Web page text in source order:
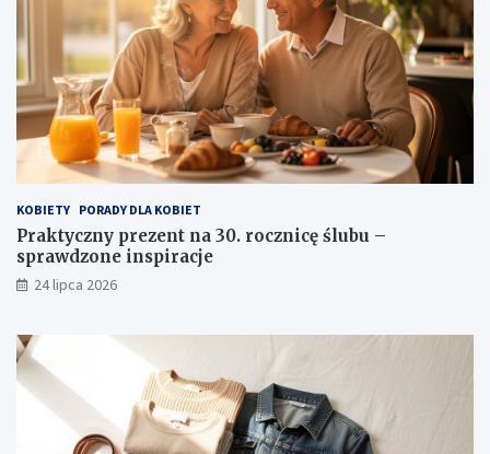
KOBIETY PORADY DLA KOBIET
Praktyczny prezent na 30. rocznicę ślubu –
sprawdzone inspiracje
24 lipca 2026